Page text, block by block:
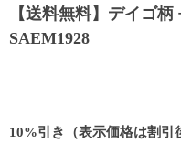
【送料無料】デイゴ
SAEM1928
10%引き（表示価格は割引